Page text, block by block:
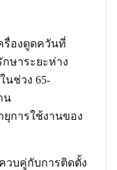
รื่องดูดควันที่
ษาระยะห่าง
นช่วง 65-
น
การใช้งานของ
วบคู่กับการติดตั้ง